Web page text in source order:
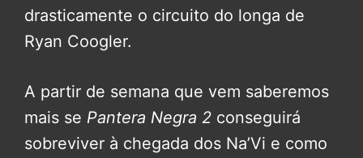
drasticamente o circuito do longa de
Ryan Coogler.
A partir de semana que vem saberemos
mais se Pantera Negra 2 conseguirá
sobreviver à chegada dos Na’Vi e como